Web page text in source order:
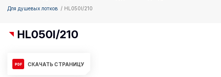
Для душевых лотков
HL050I/210
HL050I/210
СКАЧАТЬ СТРАНИЦУ